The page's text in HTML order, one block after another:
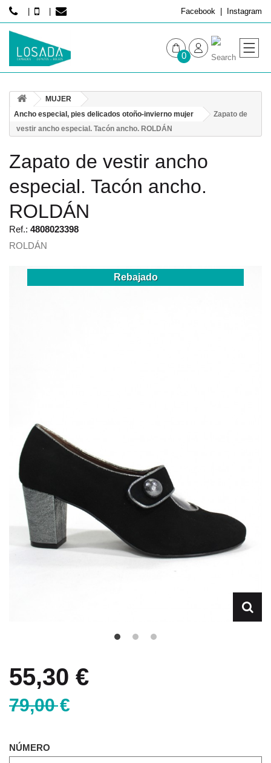
Facebook Instagram
0
HOMBRE
MUJER
Ancho especial, pies delicados otoño-invierno mujer
Zapato de
vestir ancho especial. Tacón ancho. ROLDÁN
Zapato de vestir ancho
especial. Tacón ancho.
ROLDÁN
Ref.: 4808023398
ROLDÁN
Rebajado
55,30 €
79,00 €
NÚMERO